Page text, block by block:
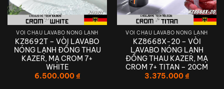
VÒI CHẬU LAVABO NÓNG LẠNH
KZ8692T – VÒI LAVABO
NÓNG LẠNH ĐỒNG THAU
KAZER, MẠ CROM 7+
WHITE
6.500.000₫
VÒI CHẬU LAVABO NÓNG LẠNH
KZ8668X-20 – VÒI
LAVABO NÓNG LẠNH
ĐỒNG THAU KAZER, MẠ
CROM 7+ TITAN – 20CM
3.375.000₫